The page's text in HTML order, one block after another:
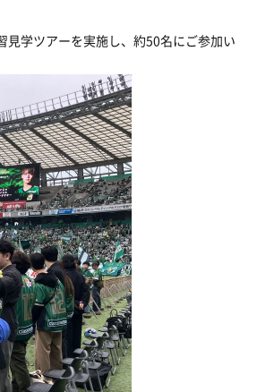
学ツアーを実施し、約50名にご参加い